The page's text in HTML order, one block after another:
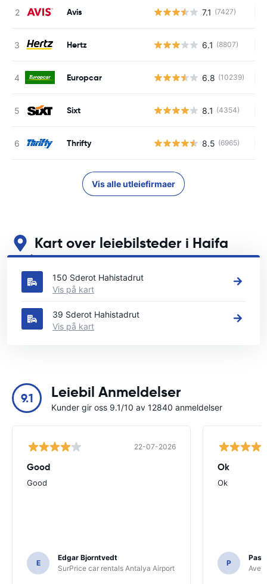
Avis 7.1 (7427)
Hertz 6.1 (8807)
Europcar 6.8 (10239)
Sixt 8.1 (4354)
Thrifty 8.5 (6965)
Vis alle utleiefirmaer
Kart over leiebilsteder i Haifa
Se våre viktigste bilutleiesteder i Haifa
150 Sderot Hahistadrut
Vis på kart
39 Sderot Hahistadrut
Vis på kart
9.1 Leiebil Anmeldelser
Kunder gir oss 9.1/10 av 12840 anmeldelser
22-07-2026
Good
Good
E
Edgar Bjorntvedt
SurPrice car rentals Antalya Airport
Ok
Ok
P
Avec